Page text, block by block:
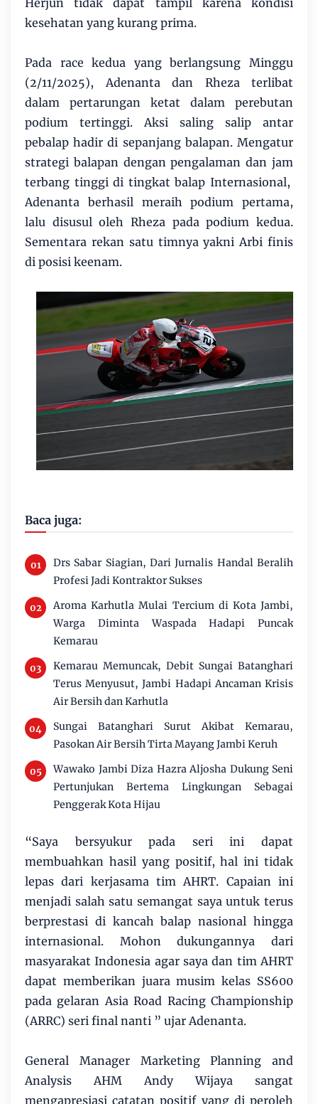
kesehatan yang kurang prima.
Pada race kedua yang berlangsung Minggu
(2/11/2025), Adenanta dan Rheza terlibat
dalam pertarungan ketat dalam perebutan
podium tertinggi. Aksi saling salip antar
pebalap hadir di sepanjang balapan. Mengatur
strategi balapan dengan pengalaman dan jam
terbang tinggi di tingkat balap Internasional,
Adenanta berhasil meraih podium pertama,
lalu disusul oleh Rheza pada podium kedua.
Sementara rekan satu timnya yakni Arbi finis
di posisi keenam.
Baca juga:
Drs Sabar Siagian, Dari Jurnalis Handal Beralih
Profesi Jadi Kontraktor Sukses
Aroma Karhutla Mulai Tercium di Kota Jambi,
Warga Diminta Waspada Hadapi Puncak
Kemarau
Kemarau Memuncak, Debit Sungai Batanghari
Terus Menyusut, Jambi Hadapi Ancaman Krisis
Air Bersih dan Karhutla
Sungai Batanghari Surut Akibat Kemarau,
Pasokan Air Bersih Tirta Mayang Jambi Keruh
Wawako Jambi Diza Hazra Aljosha Dukung Seni
Pertunjukan Bertema Lingkungan Sebagai
Penggerak Kota Hijau
“Saya bersyukur pada seri ini dapat
membuahkan hasil yang positif, hal ini tidak
lepas dari kerjasama tim AHRT. Capaian ini
menjadi salah satu semangat saya untuk terus
berprestasi di kancah balap nasional hingga
internasional. Mohon dukungannya dari
masyarakat Indonesia agar saya dan tim AHRT
dapat memberikan juara musim kelas SS600
pada gelaran Asia Road Racing Championship
(ARRC) seri final nanti ” ujar Adenanta.
General Manager Marketing Planning and
Analysis AHM Andy Wijaya sangat
mengapresiasi catatan positif yang di peroleh